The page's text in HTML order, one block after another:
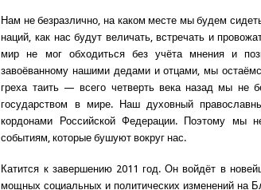
Нам не безразлично, на каком месте мы будем
наций, как нас будут величать, встречать и
мир не мог обходиться без учёта мнения и
завоёванному нашими дедами и отцами, мы
греха таить — всего четверть века назад мы не
государством в мире. Наш духовный
кордонами Российской Федерации. Поэтому
событиям, которые бушуют вокруг нас.
Катится к завершению 2011 год. Он войдёт в
мощных социальных и политических изменений на